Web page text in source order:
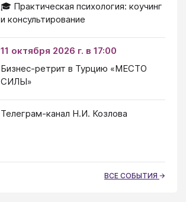
🎓 Практическая психология: коучинг
и консультирование
11 октября 2026 г. в 17:00
Бизнес-ретрит в Турцию «МЕСТО
СИЛЫ»
Телеграм-канал Н.И. Козлова
ВСЕ СОБЫТИЯ